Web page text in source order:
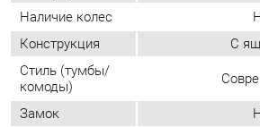
Количество
ящиков 2
Материал
ящиков
ОТЗЫВЫ